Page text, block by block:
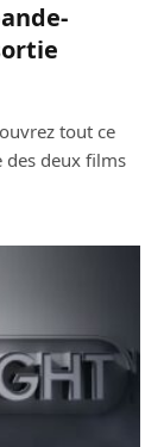
tout ce
des deux films